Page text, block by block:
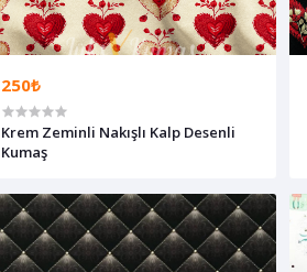
250₺
Krem Zeminli Nakışlı Kalp Desenli
Kumaş